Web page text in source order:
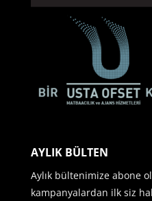
AYLIK BÜLTEN
Aylık bültenimize abone
kampanyalardan ilk siz